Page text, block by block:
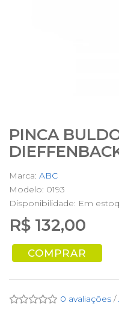
PINCA
Marca: ABC
Modelo: 0193
Disponibilidade: Em
R$ 132,00
COMPRAR
0 avaliações /